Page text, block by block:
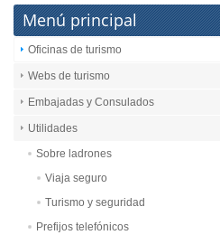
Menú principal
Oficinas de turismo
Webs de turismo
Embajadas y Consulados
Utilidades
Sobre ladrones
Viaja seguro
Turismo y seguridad
Prefijos telefónicos